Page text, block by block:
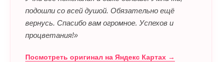
подошли со всей душой. Обязательно ещё
вернусь. Спасибо вам огромное. Успехов и
процветания!»
Посмотреть оригинал на Яндекс Картах →